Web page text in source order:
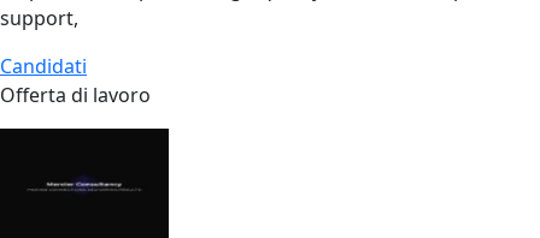
support,
Candidati
Offerta di lavoro